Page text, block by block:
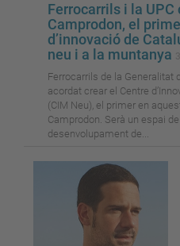
Ferrocarrils i la UPC
Camprodon, el
d’innovació de
neu i a la muntanya
Ferrocarrils de la Generalitat
acordat crear el Centre
(CIM Neu), el primer en
Camprodon. Serà un espai
desenvolupament de...